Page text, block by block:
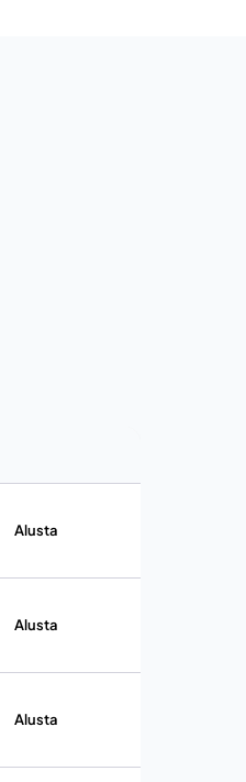
Alusta
Alusta
Alusta